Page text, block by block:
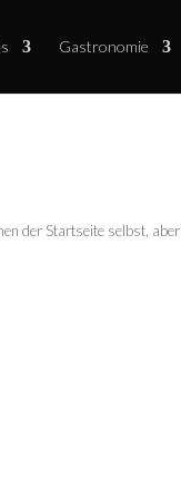
Gastronomie
der Startseite selbst, aber